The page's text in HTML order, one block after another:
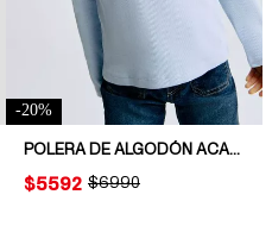
-20%
POLERA DE ALGODÓN ACANALADO
ORIGINAL PRICE:
$6990
PRICE:
$5592